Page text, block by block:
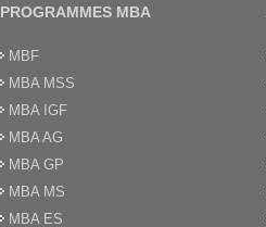
PROGRAMMES MBA
MBF
MBA MSS
MBA IGF
MBA AG
MBA GP
MBA MS
MBA ES